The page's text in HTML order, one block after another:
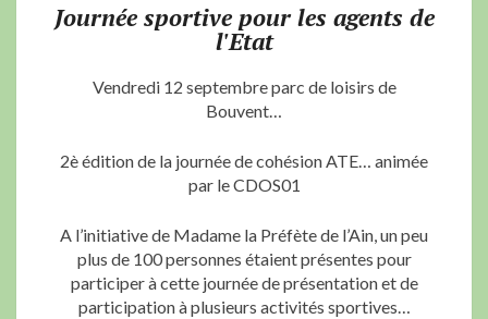
Journée sportive pour les agents de
l'Etat
Vendredi 12 septembre parc de loisirs de
Bouvent…
2è édition de la journée de cohésion ATE… animée
par le CDOS01
A l’initiative de Madame la Préfète de l’Ain, un peu
plus de 100 personnes étaient présentes pour
participer à cette journée de présentation et de
participation à plusieurs activités sportives…